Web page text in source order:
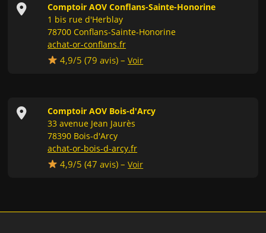
Comptoir AOV Conflans-Sainte-Honorine
1 bis rue d'Herblay
78700 Conflans-Sainte-Honorine
achat-or-conflans.fr
4,9/5 (79 avis) –Voir
Comptoir AOV Bois-d'Arcy
33 avenue Jean Jaurès
78390 Bois-d'Arcy
achat-or-bois-d-arcy.fr
4,9/5 (47 avis) –Voir